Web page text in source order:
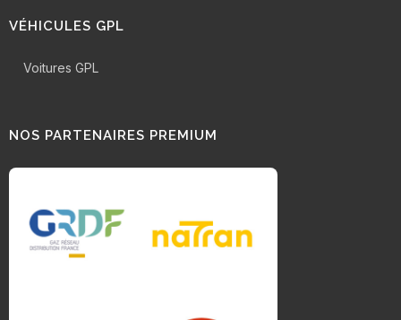
VÉHICULES GPL
Voitures GPL
NOS PARTENAIRES PREMIUM